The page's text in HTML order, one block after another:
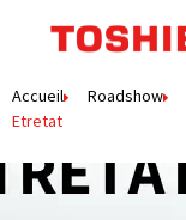
Accueil Roadshow
Etretat